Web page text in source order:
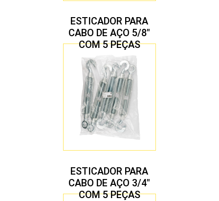
ESTICADOR PARA
CABO DE AÇO 5/8″
COM 5 PEÇAS
ESTICADOR PARA
CABO DE AÇO 3/4″
COM 5 PEÇAS